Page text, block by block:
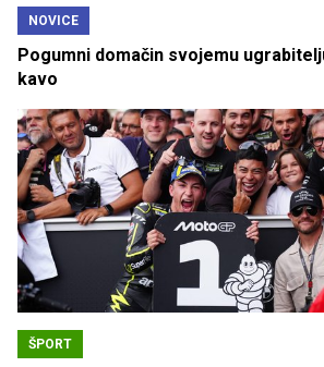
NOVICE
Pogumni domačin svojemu
kavo
ŠPORT